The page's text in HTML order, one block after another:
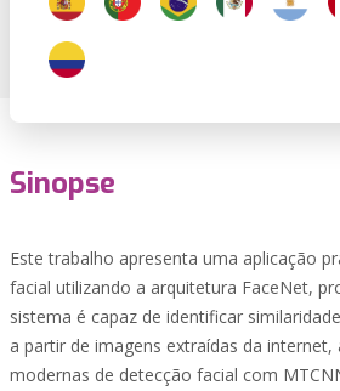
Sinopse
Este trabalho apresenta uma aplicação
facial utilizando a arquitetura FaceNet,
sistema é capaz de identificar
a partir de imagens extraídas da internet,
modernas de detecção facial com